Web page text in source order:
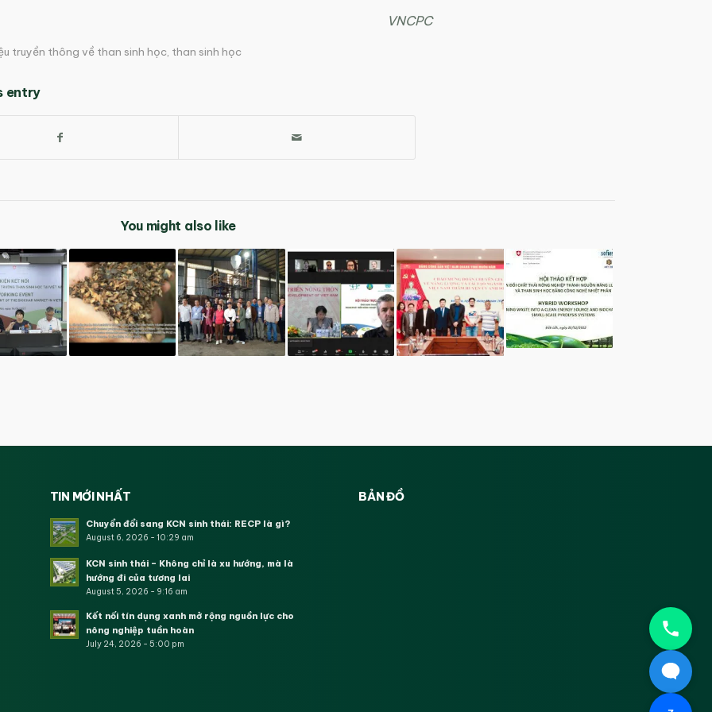
VNCPC
truyền thông về than sinh học, than sinh học
entry
You might also like
TIN MỚI NHẤT
Chuyển đổi sang KCN sinh thái: RECP là gì?
August 6, 2026 - 10:29 am
KCN sinh thái – Không chỉ là xu hướng, mà là
hướng đi của tương lai
August 5, 2026 - 9:16 am
Kết nối tín dụng xanh mở rộng nguồn lực cho
nông nghiệp tuần hoàn
July 24, 2026 - 5:00 pm
BẢN ĐỒ